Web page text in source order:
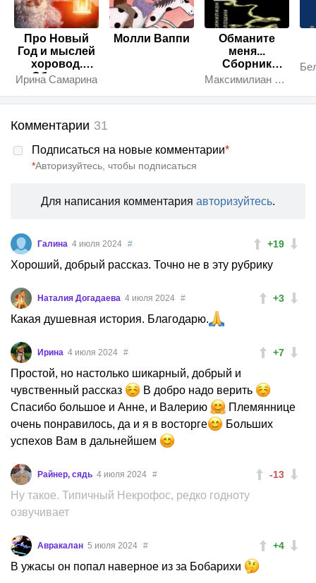
Про Новый
Год и мыслей
хоровод.
Сборник
стихов
Ирина Самарина
Молли Ваппи
Обманите
меня...
Сборник
стихов
Максимилиан Волошин
Комментарии 31
Подписаться на новые комментарии*
*Авторизуйтесь, чтобы подписаться
Для написания комментария авторизуйтесь.
+19
Галина 4 июля 2024 #
Хороший, добрый рассказ. Точно не в эту рубрику
+3
Наталия Догадаева 4 июля 2024 #
Какая душевная история. Благодарю.
+7
Ирина 4 июля 2024 #
Простой, но настолько шикарный, добрый и
чувственный рассказ
В добро надо верить
Спасибо большое и Анне, и Валерию
Племяннице
очень понравилось, да и я в восторге
Больших
успехов Вам в дальнейшем
-13
Райнер, сядь 4 июля 2024 #
Ну такое. Типичный Некрофос, редко годноту
озвучивает
+4
Авракалан 5 июля 2024 #
В ужасы он попал наверное из за Бобарихи